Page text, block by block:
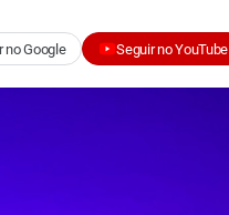
no Google Seguir no YouTube